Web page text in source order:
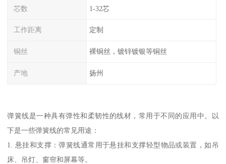
芯数 1-32芯
工作距离 定制
铜丝 裸铜丝，镀锌镀银等铜丝
产地 扬州
弹簧线是一种具有弹性和柔韧性的线材，常用于不同的应用中。以
下是一些弹簧线的常见用途：
1. 悬挂和支撑：弹簧线通常用于悬挂和支撑轻型物品或装置，如吊
床、吊灯、窗帘和屏幕等。